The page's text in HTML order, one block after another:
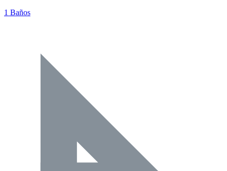
1 Baños